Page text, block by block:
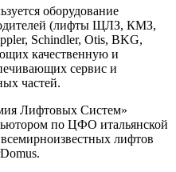
оборудование
(лифты ЩЛЗ, КМЗ,
Schindler, Otis, BKG,
качественную и
сервис и
частей.
Лифтовых Систем»
по ЦФО итальянской
лифтов